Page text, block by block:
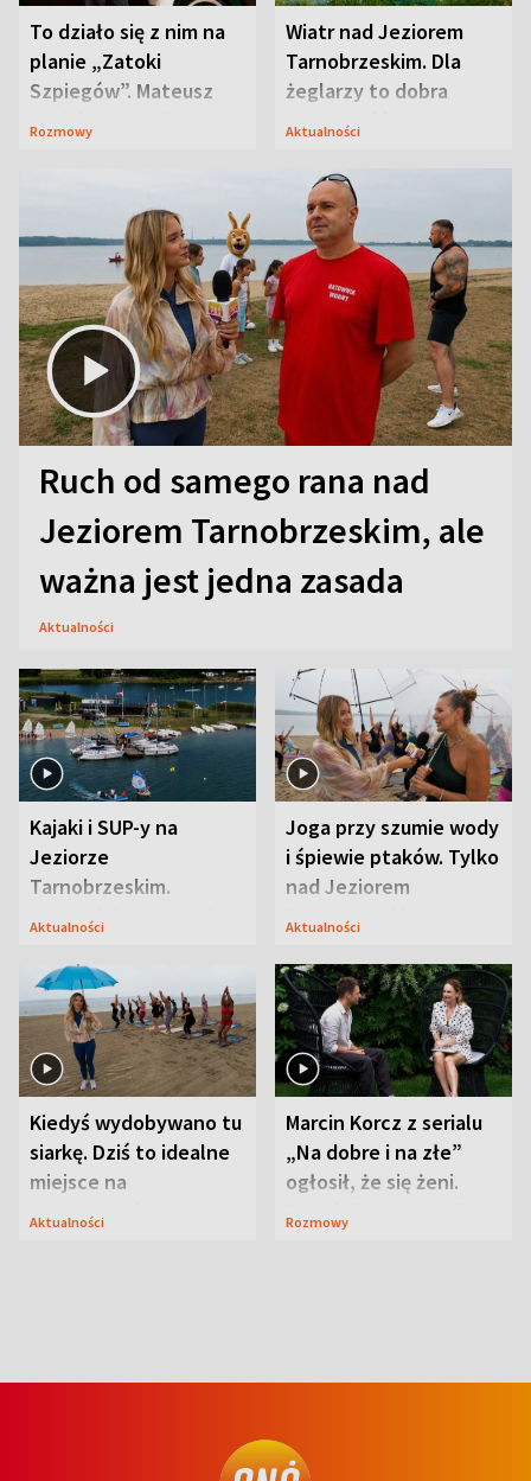
To działo się z nim na
planie „Zatoki
Szpiegów”. Mateusz
Janicki odsłonił
Rozmowy
Wiatr nad Jeziorem
Tarnobrzeskim. Dla
żeglarzy to dobra
wiadomość
Aktualności
Ruch od samego rana nad
Jeziorem Tarnobrzeskim, ale
ważna jest jedna zasada
Aktualności
Kajaki i SUP-y na
Jeziorze
Tarnobrzeskim.
Przyrodnicy zwracają
Aktualności
Joga przy szumie wody
i śpiewie ptaków. Tylko
nad Jeziorem
Tarnobrzeskim
Aktualności
Kiedyś wydobywano tu
siarkę. Dziś to idealne
miejsce na
wypoczynek
Aktualności
Marcin Korcz z serialu
„Na dobre i na złe”
ogłosił, że się żeni.
Zdradził, co zmienił
Rozmowy